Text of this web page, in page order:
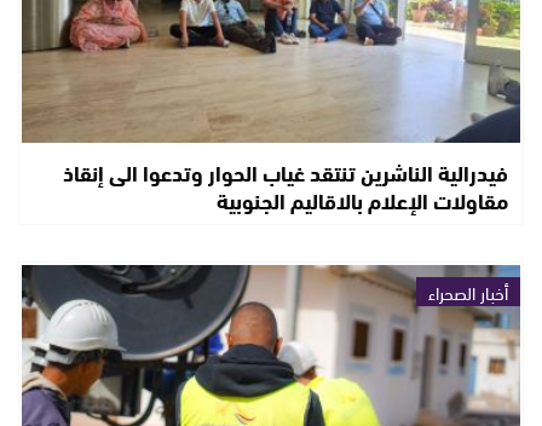
فيدرالية الناشرين تنتقد غياب الحوار وتدعوا الى إنقاذ
مقاولات الإعلام بالاقاليم الجنوبية
أخبار الصحراء